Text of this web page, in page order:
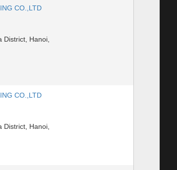
CO.,LTD
District, Hanoi,
CO.,LTD
District, Hanoi,